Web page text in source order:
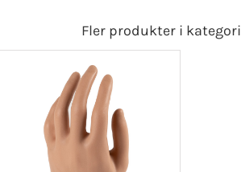
Fler produkter i kategori